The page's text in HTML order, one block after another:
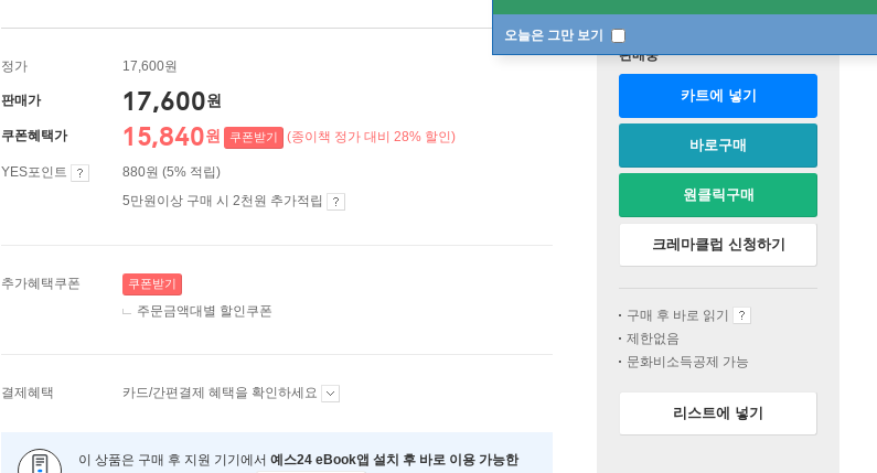
오늘은 그만 보기
정가 17,600원
판매가 17,600원
쿠폰혜택가 15,840원 쿠폰받기 (종이책 정가 대비 28% 할인)
YES포인트
880원 (5% 적립)
5만원이상 구매 시 2천원 추가적립
추가혜택쿠폰 쿠폰받기
주문금액대별 할인쿠폰
결제혜택 카드/간편결제 혜택을 확인하세요
이 상품은 구매 후 지원 기기에서 예스24 eBook앱 설치 후 바로 이용 가능한
판매중
카트에 넣기
바로구매
원클릭구매
크레마클럽 신청하기
구매 후 바로 읽기
제한없음
문화비소득공제 가능
리스트에 넣기